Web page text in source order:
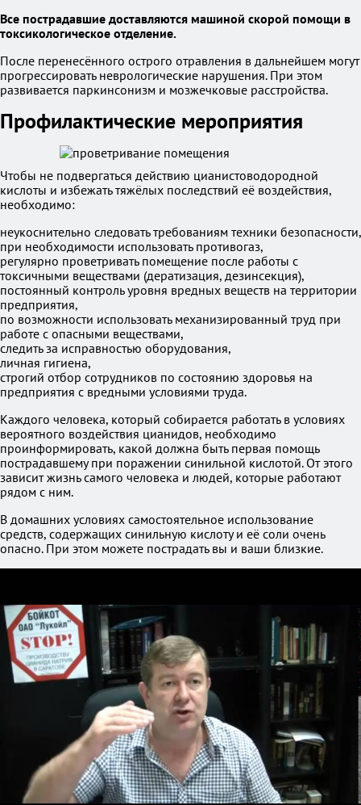
Все пострадавшие доставляются машиной скорой помощи в
токсикологическое отделение.
После перенесённого острого отравления в дальнейшем могут
прогрессировать неврологические нарушения. При этом
развивается паркинсонизм и мозжечковые расстройства.
Профилактические мероприятия
Чтобы не подвергаться действию цианистоводородной
кислоты и избежать тяжёлых последствий её воздействия,
необходимо:
неукоснительно следовать требованиям техники безопасности,
при необходимости использовать противогаз,
регулярно проветривать помещение после работы с
токсичными веществами (дератизация, дезинсекция),
постоянный контроль уровня вредных веществ на территории
предприятия,
по возможности использовать механизированный труд при
работе с опасными веществами,
следить за исправностью оборудования,
личная гигиена,
строгий отбор сотрудников по состоянию здоровья на
предприятия с вредными условиями труда.
Каждого человека, который собирается работать в условиях
вероятного воздействия цианидов, необходимо
проинформировать, какой должна быть первая помощь
пострадавшему при поражении синильной кислотой. От этого
зависит жизнь самого человека и людей, которые работают
рядом с ним.
В домашних условиях самостоятельное использование
средств, содержащих синильную кислоту и её соли очень
опасно. При этом можете пострадать вы и ваши близкие.